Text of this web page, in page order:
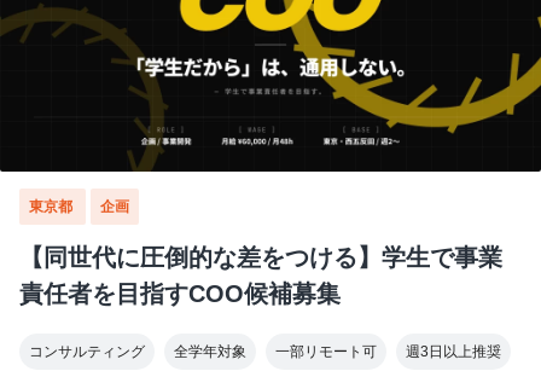
東京都 企画
【同世代に圧倒的な差をつける】学生で事業
責任者を目指すCOO候補募集
コンサルティング 全学年対象 一部リモート可 週3日以上推奨